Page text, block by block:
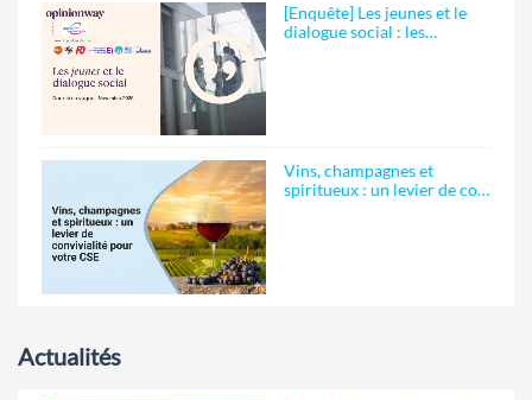
[Enquête] Les jeunes et le
dialogue social : les…
Vins, champagnes et
spiritueux : un levier de co…
Actualités